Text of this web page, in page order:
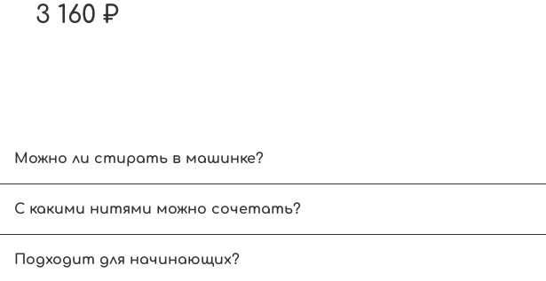
3 160 ₽
Можно ли стирать в машинке?
С какими нитями можно сочетать?
Подходит для начинающих?